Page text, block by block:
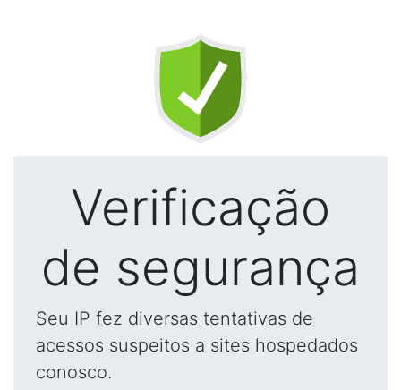
Verificação
de segurança
Seu IP fez diversas tentativas de
acessos suspeitos a sites hospedados
conosco.